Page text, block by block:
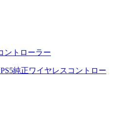
ントローラー
純正ワイヤレスコントロー